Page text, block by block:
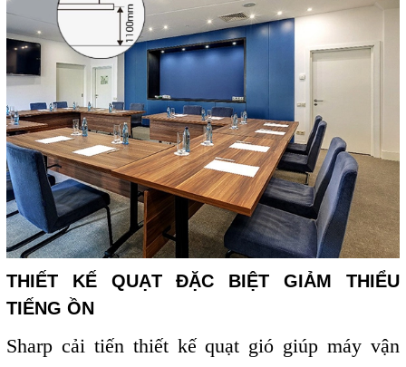
THIẾT KẾ QUẠT ĐẶC BIỆT GIẢM THIỂU
TIẾNG ỒN
Sharp cải tiến thiết kế quạt gió giúp máy vận